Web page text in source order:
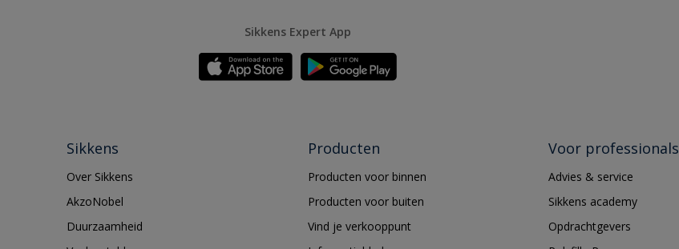
Sikkens Expert App
Sikkens
Over Sikkens
AkzoNobel
Duurzaamheid
Producten
Producten voor binnen
Producten voor buiten
Vind je verkooppunt
Voor professionals
Advies & service
Sikkens academy
Opdrachtgevers